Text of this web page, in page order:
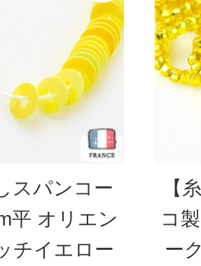
スパンコー
平 オリエン
チイエロー
【
コ
ー